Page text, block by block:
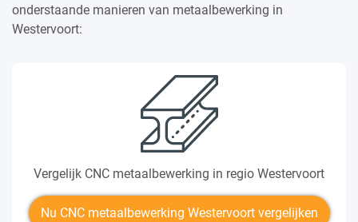
onderstaande manieren van metaalbewerking in
Westervoort:
Vergelijk CNC metaalbewerking in regio Westervoort
Nu CNC metaalbewerking Westervoort vergelijken